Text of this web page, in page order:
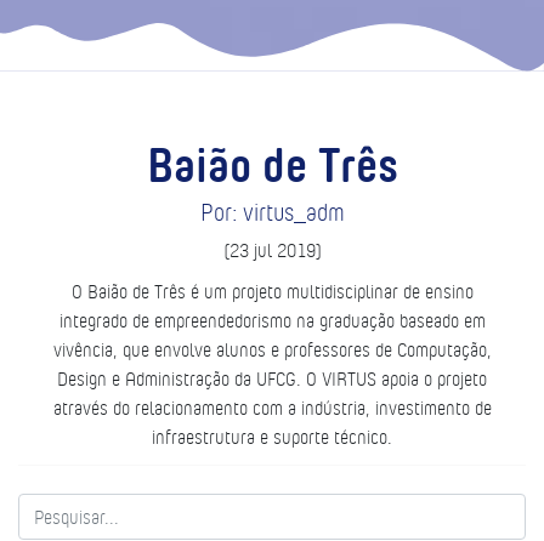
Baião de Três
Por: virtus_adm
(23 jul 2019)
O Baião de Três é um projeto multidisciplinar de ensino
integrado de empreendedorismo na graduação baseado em
vivência, que envolve alunos e professores de Computação,
Design e Administração da UFCG. O VIRTUS apoia o projeto
através do relacionamento com a indústria, investimento de
infraestrutura e suporte técnico.